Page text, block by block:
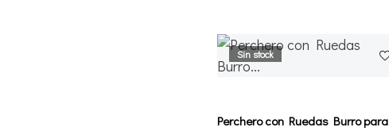
Perchero con Ruedas Burro para
Sin stock